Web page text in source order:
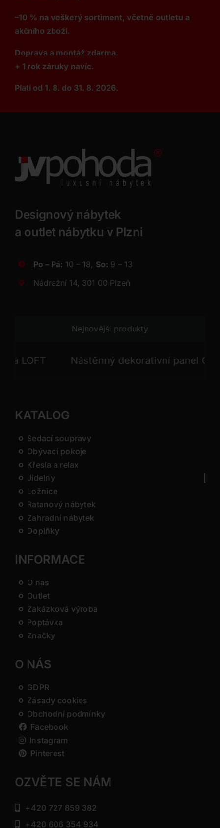
–10 % na veškerý sortiment, včetně outletu a
akčního zboží.
Doprava a montáž zdarma.
+ 1 rok záruky navíc.
Platí od 1. 8. do 31. 8. 2026.
Designový nábytek
a outlet nábytku v Plzni
Po – Pá: 10 – 18, So: 9 – 13
Nádražní 14, 301 00 Plzeň
Nejnovější produkty
Nástěnný dekorativní panel GONG
KATALOG
Sedací soupravy
Obývací pokoje
Křesla a relax
Jídelny
Ložnice
Ratanový nábytek
Zahradní nábytek
Doplňky
INFORMACE
O nás
Outlet
Zakázková výroba
Poptávka
Značky
O NÁS
GDPR
Zásady cookies
Obchodní podmínky
Facebook
Instagram
Pinterest
OZVĚTE SE NÁM
+420 727 859 382
+420 606 354 934